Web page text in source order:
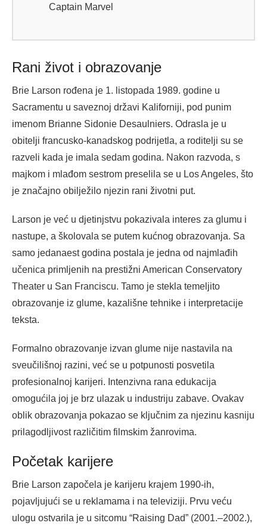
Captain Marvel
Rani život i obrazovanje
Brie Larson rođena je 1. listopada 1989. godine u
Sacramentu u saveznoj državi Kaliforniji, pod punim
imenom Brianne Sidonie Desaulniers. Odrasla je u
obitelji francusko-kanadskog podrijetla, a roditelji su se
razveli kada je imala sedam godina. Nakon razvoda, s
majkom i mlađom sestrom preselila se u Los Angeles, što
je značajno obilježilo njezin rani životni put.
Larson je već u djetinjstvu pokazivala interes za glumu i
nastupe, a školovala se putem kućnog obrazovanja. Sa
samo jedanaest godina postala je jedna od najmlađih
učenica primljenih na prestižni American Conservatory
Theater u San Franciscu. Tamo je stekla temeljito
obrazovanje iz glume, kazališne tehnike i interpretacije
teksta.
Formalno obrazovanje izvan glume nije nastavila na
sveučilišnoj razini, već se u potpunosti posvetila
profesionalnoj karijeri. Intenzivna rana edukacija
omogućila joj je brz ulazak u industriju zabave. Ovakav
oblik obrazovanja pokazao se ključnim za njezinu kasniju
prilagodljivost različitim filmskim žanrovima.
Početak karijere
Brie Larson započela je karijeru krajem 1990-ih,
pojavljujući se u reklamama i na televiziji. Prvu veću
ulogu ostvarila je u sitcomu “Raising Dad” (2001.–2002.),